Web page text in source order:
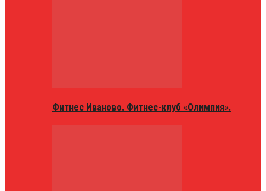
Фитнес Иваново. Фитнес-клуб «Олимпия».